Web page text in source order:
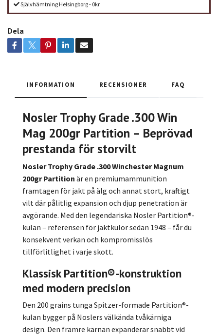
Självhämtning Helsingborg - 0kr
Dela
INFORMATION RECENSIONER FAQ
Nosler Trophy Grade .300 Win
Mag 200gr Partition – Beprövad
prestanda för storvilt
Nosler Trophy Grade .300 Winchester Magnum
200gr Partition är en premiumammunition
framtagen för jakt på älg och annat stort, kraftigt
vilt där pålitlig expansion och djup penetration är
avgörande. Med den legendariska Nosler Partition®-
kulan – referensen för jaktkulor sedan 1948 – får du
konsekvent verkan och kompromisslös
tillförlitlighet i varje skott.
Klassisk Partition®-konstruktion
med modern precision
Den 200 grains tunga Spitzer-formade Partition®-
kulan bygger på Noslers välkända tvåkärniga
design. Den främre kärnan expanderar snabbt vid